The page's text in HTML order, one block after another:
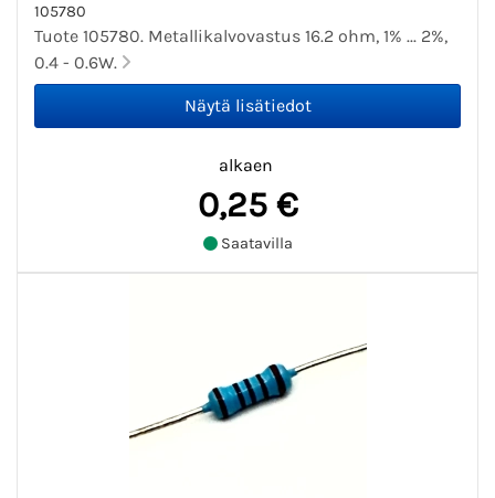
105780
Tuote 105780. Metallikalvovastus 16.2 ohm, 1% ... 2%,
0.4 - 0.6W.
alkaen
0,25 €
Saatavilla